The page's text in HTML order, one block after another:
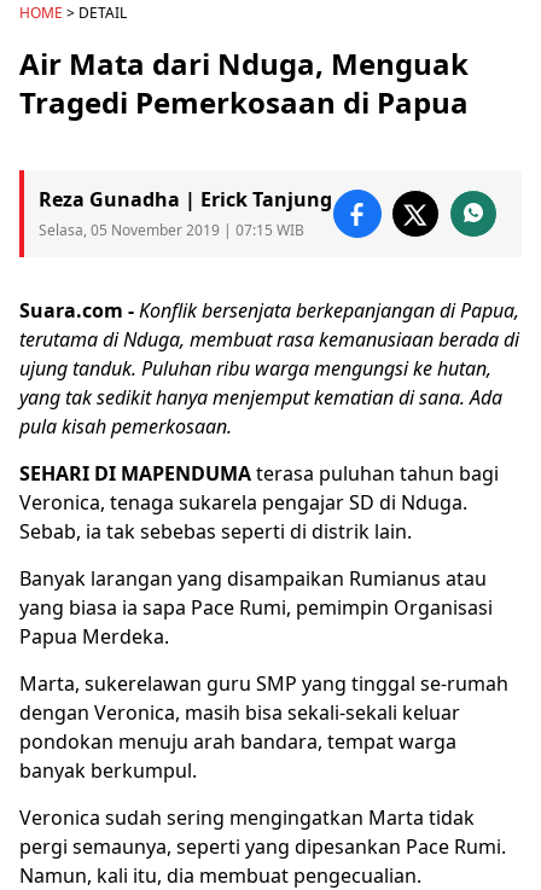
HOME > DETAIL
Air Mata dari Nduga, Menguak
Tragedi Pemerkosaan di Papua
Reza Gunadha | Erick Tanjung
Selasa, 05 November 2019 | 07:15 WIB
Suara.com -Konflik bersenjata berkepanjangan di Papua,
terutama diNduga, membuat rasa kemanusiaan berada di
ujung tanduk. Puluhan ribu warga mengungsi ke hutan,
yang tak sedikit hanya menjemput kematian di sana. Ada
pula kisah pemerkosaan.
SEHARI DI MAPENDUMAterasa puluhan tahun bagi
Veronica, tenaga sukarela pengajar SD di Nduga.
Sebab, ia tak sebebas seperti di distrik lain.
Banyak larangan yang disampaikan Rumianus atau
yang biasa ia sapa Pace Rumi, pemimpin Organisasi
Papua Merdeka.
Marta, sukerelawan guru SMP yang tinggal se-rumah
dengan Veronica, masih bisa sekali-sekali keluar
pondokan menuju arah bandara, tempat warga
banyak berkumpul.
Veronica sudah sering mengingatkan Marta tidak
pergi semaunya, seperti yang dipesankan Pace Rumi.
Namun, kali itu, dia membuat pengecualian.